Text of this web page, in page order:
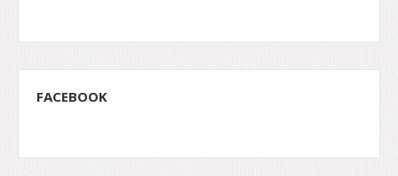
FACEBOOK